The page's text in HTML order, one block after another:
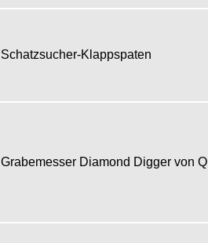
Schatzsucher-Klappspaten
Grabemesser Diamond Digger von